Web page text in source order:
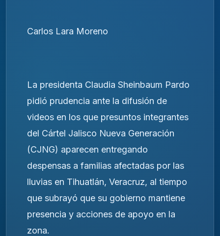
Carlos Lara Moreno
La presidenta Claudia Sheinbaum Pardo
pidió prudencia ante la difusión de
videos en los que presuntos integrantes
del Cártel Jalisco Nueva Generación
(CJNG) aparecen entregando
despensas a familias afectadas por las
lluvias en Tihuatlán, Veracruz, al tiempo
que subrayó que su gobierno mantiene
presencia y acciones de apoyo en la
zona.